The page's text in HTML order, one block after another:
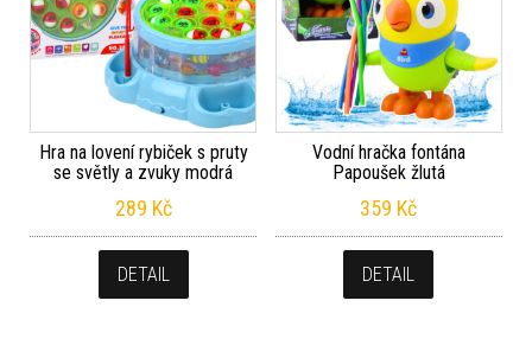
Hra na lovení rybiček s pruty
se světly a zvuky modrá
289 Kč
DETAIL
Vodní hračka fontána
Papoušek žlutá
359 Kč
DETAIL